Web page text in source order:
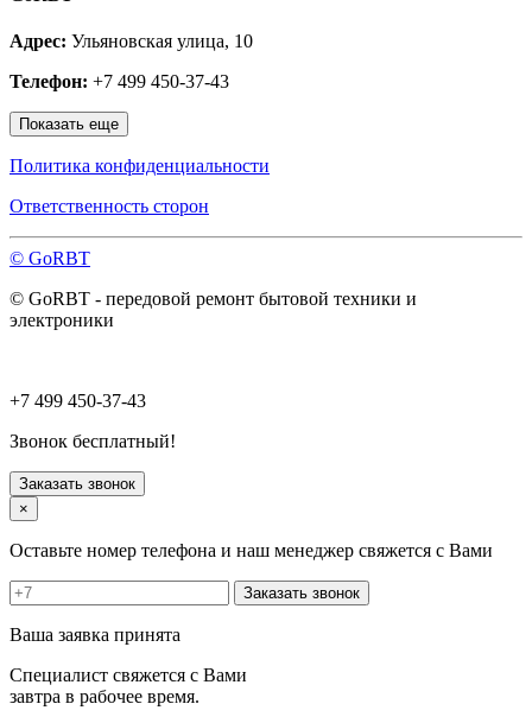
Москва и МО
Наро-Фоминск
Ногинск
Одинцово
Ожерелье
Орехово-Зуево
Пересвет
Подольск
Протвино
Пущино
Раменское
Руза
Сергиев Посад
Серпухов
Солнечногорск
Старая Купавна
Ступино
Фрязино
Химки
Хотьково
Чехов
Шатура
Щелково
Щербинка
Адрес: Ульяновская улица, 10
Телефон: +7 499 450-37-43
Показать еще
Политика конфиденциальности
Ответственность сторон
© GoRBT
© GoRBT - передовой ремонт бытовой техники и
электроники
+7 499 450-37-43
Звонок бесплатный!
Заказать звонок
×
Оставьте номер телефона и наш менеджер свяжется с Вами
Заказать звонок
Ваша заявка принята
Специалист свяжется с Вами
завтра в рабочее время.